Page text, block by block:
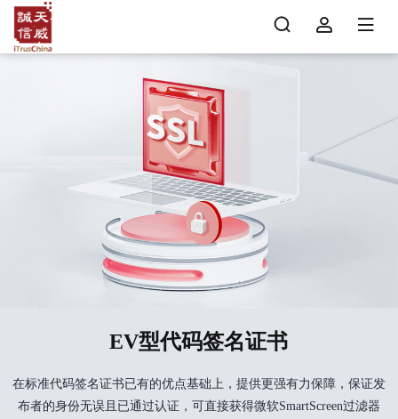
EV型代码签名证书
在标准代码签名证书已有的优点基础上，提供更强有力保障，保证发
布者的身份无误且已通过认证，可直接获得微软SmartScreen过滤器